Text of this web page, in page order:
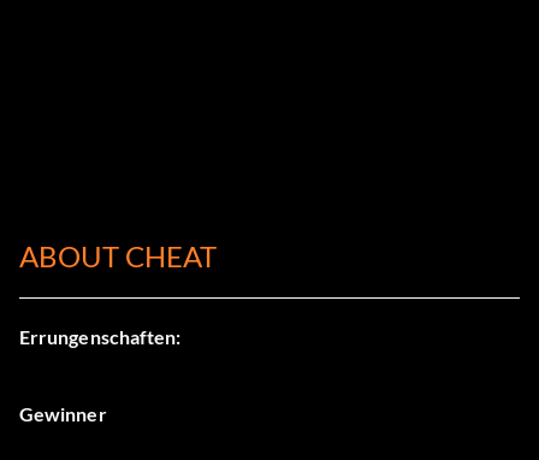
ABOUT CHEAT
Errungenschaften:
Gewinner